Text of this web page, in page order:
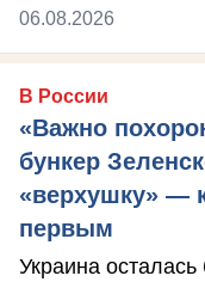
06.08.2026
В России
«Важно
бункер
«верхушку» —
первым
Украина